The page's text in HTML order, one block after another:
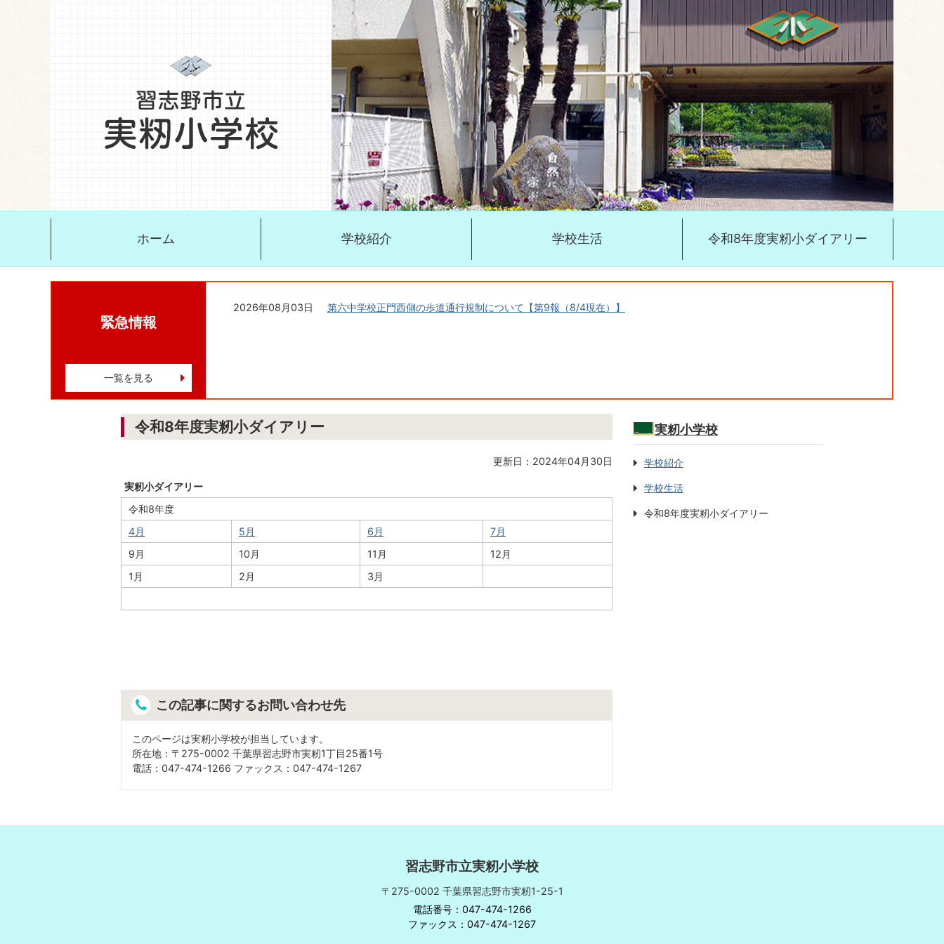
ホーム 学校紹介 学校生活 令和8年度実籾小ダイアリー
緊急情報
一覧を見る
2026年08月03日 第六中学校正門西側の歩道通行規制について【第9報（8/4現在）】
令和8年度実籾小ダイアリー
更新日：2024年04月30日
実籾小ダイアリー
令和8年度
4月
5月 6月
7月
9月
10月 11月
12月
1月
2月 3月
この記事に関するお問い合わせ先
このページは実籾小学校が担当しています。
所在地：〒275-0002 千葉県習志野市実籾1丁目25番1号
電話：047-474-1266 ファックス：047-474-1267
実籾小学校
学校紹介
学校生活
令和8年度実籾小ダイアリー
習志野市立実籾小学校
〒275-0002 千葉県習志野市実籾1-25-1
電話番号：047-474-1266
ファックス：047-474-1267